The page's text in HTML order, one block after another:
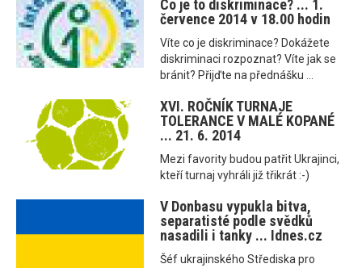
Co je to diskriminace? ... 1.
července 2014 v 18.00 hodin
Víte co je diskriminace? Dokážete
diskriminaci rozpoznat? Víte jak se
bránit? Přijďte na přednášku ...
XVI. ROČNÍK TURNAJE
TOLERANCE V MALÉ KOPANÉ
... 21. 6. 2014
Mezi favority budou patřit Ukrajinci,
kteří turnaj vyhráli již třikrát :-)
V Donbasu vypukla bitva,
separatisté podle svědků
nasadili i tanky ... Idnes.cz
Šéf ukrajinského Střediska pro